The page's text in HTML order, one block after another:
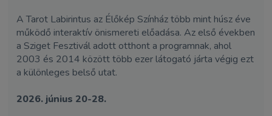
A Tarot Labirintus az Élőkép Színház több mint húsz éve
működő interaktív önismereti előadása. Az első években
a Sziget Fesztivál adott otthont a programnak, ahol
2003 és 2014 között több ezer látogató járta végig ezt
a különleges belső utat.
2026. június 20-28.